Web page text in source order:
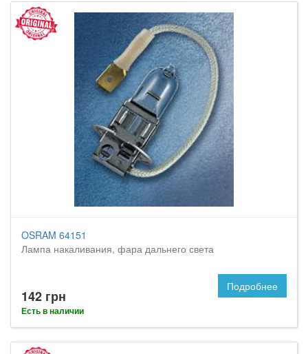
OSRAM 64151
Лампа накаливания, фара дальнего света
142 грн
Есть в наличии
Подробнее